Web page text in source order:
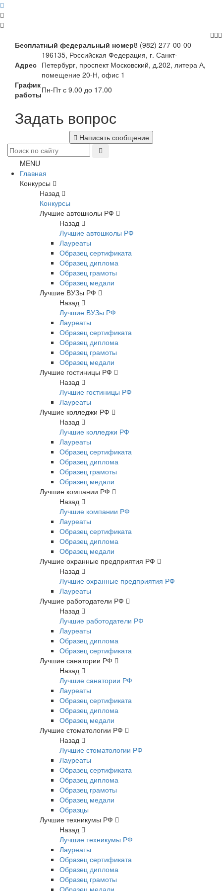
Бесплатный федеральный номер8 (982) 277-00-00
Адрес
196135, Российская Федерация, г. Санкт-
Петербург, проспект Московский, д.202, литера А,
помещение 20-Н, офис 1
График
работыПн-Пт с 9.00 до 17.00
Задать вопрос
Написать сообщение
MENU
Главная
Конкурсы
Назад
Конкурсы
Лучшие автошколы РФ
Назад
Лучшие автошколы РФ
Лауреаты
Образец сертификата
Образец диплома
Образец грамоты
Образец медали
Лучшие ВУЗы РФ
Назад
Лучшие ВУЗы РФ
Лауреаты
Образец сертификата
Образец диплома
Образец грамоты
Образец медали
Лучшие гостиницы РФ
Назад
Лучшие гостиницы РФ
Лауреаты
Лучшие колледжи РФ
Назад
Лучшие колледжи РФ
Лауреаты
Образец сертификата
Образец диплома
Образец грамоты
Образец медали
Лучшие компании РФ
Назад
Лучшие компании РФ
Лауреаты
Образец сертификата
Образец диплома
Образец медали
Лучшие охранные предприятия РФ
Назад
Лучшие охранные предприятия РФ
Лауреаты
Лучшие работодатели РФ
Назад
Лучшие работодатели РФ
Лауреаты
Образец диплома
Образец сертификата
Лучшие санатории РФ
Назад
Лучшие санатории РФ
Лауреаты
Образец сертификата
Образец диплома
Образец медали
Лучшие стоматологии РФ
Назад
Лучшие стоматологии РФ
Лауреаты
Образец сертификата
Образец диплома
Образец грамоты
Образец медали
Образцы
Лучшие техникумы РФ
Назад
Лучшие техникумы РФ
Лауреаты
Образец сертификата
Образец диплома
Образец грамоты